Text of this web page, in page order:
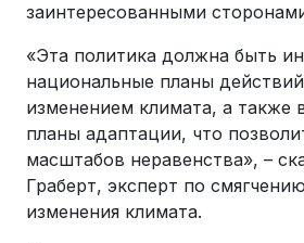
заинтересованными
«Эта политика должна быть
национальные планы
изменением климата, а также
планы адаптации, что
масштабов неравенства», –
Граберт, эксперт по
изменения климата.